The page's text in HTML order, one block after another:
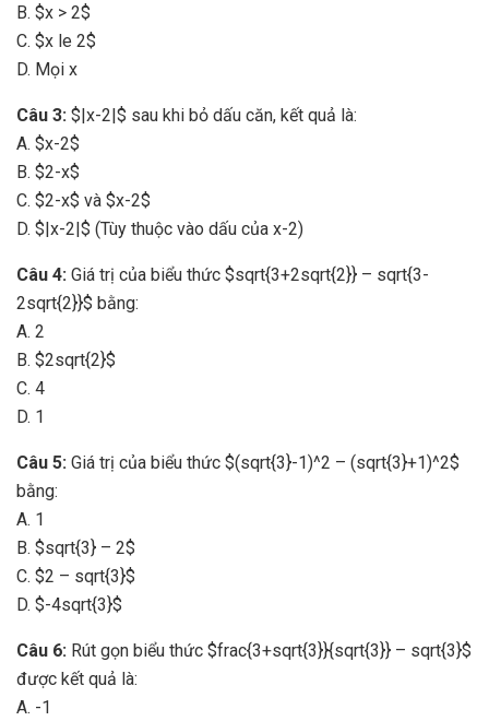
B. $x > 2$
C. $x le 2$
D. Mọi x
Câu 3: $|x-2|$ sau khi bỏ dấu căn, kết quả là:
A. $x-2$
B. $2-x$
C. $2-x$ và $x-2$
D. $|x-2|$ (Tùy thuộc vào dấu của x-2)
Câu 4: Giá trị của biểu thức $sqrt{3+2sqrt{2}} – sqrt{3-
2sqrt{2}}$ bằng:
A. 2
B. $2sqrt{2}$
C. 4
D. 1
Câu 5: Giá trị của biểu thức $(sqrt{3}-1)^2 – (sqrt{3}+1)^2$
bằng:
A. 1
B. $sqrt{3} – 2$
C. $2 – sqrt{3}$
D. $-4sqrt{3}$
Câu 6: Rút gọn biểu thức $frac{3+sqrt{3}}{sqrt{3}} – sqrt{3}$
được kết quả là:
A. -1